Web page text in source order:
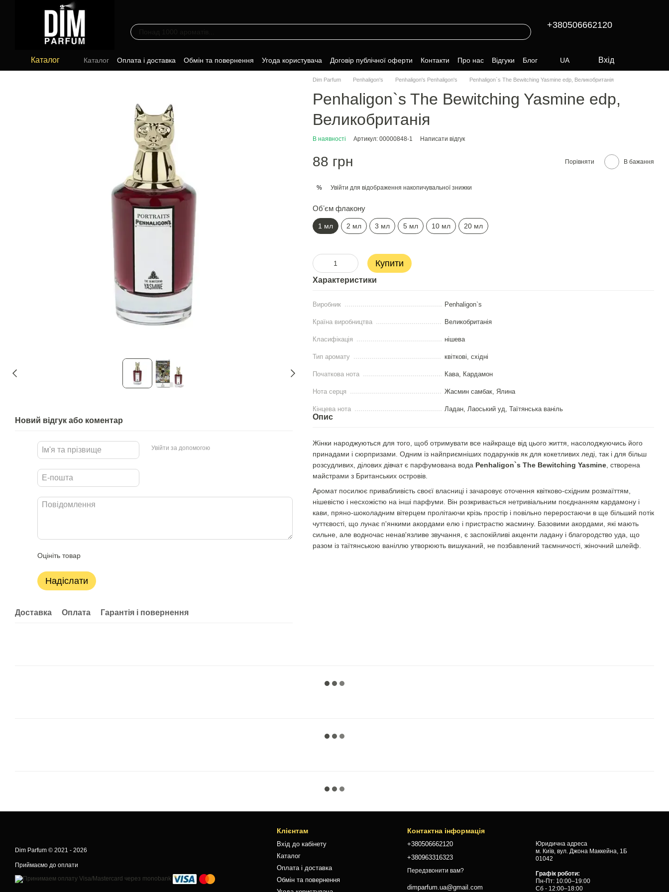
Перейти до основного контенту
+380506662120
Каталог Каталог Оплата і доставка Обмін та повернення Угода користувача Договір публічної оферти Контакти Про нас Відгуки Блог UA Вхід
Новий відгук або коментар
Увійти за допомогою
Оцініть товар
Надіслати
Доставка Оплата Гарантія і повернення
Dim Parfum Penhaligon's Penhaligon's Penhaligon's Penhaligon`s The Bewitching Yasmine edp, Великобританія
Penhaligon`s The Bewitching Yasmine edp,
Великобританія
В наявності Артикул: 00000848-1 Написати відгук
88 грн Порівняти В бажання
% Увійти для відображення накопичувальної знижки
Обʼєм флакону
1 мл 2 мл 3 мл 5 мл 10 мл 20 мл
Купити
Характеристики
Виробник Penhaligon`s
Країна виробництва Великобританія
Класифікація нішева
Тип аромату квіткові, східні
Початкова нота Кава, Кардамон
Нота серця Жасмин самбак, Ялина
Кінцева нота Ладан, Лаоський уд, Таїтянська ваніль
Опис
Жінки народжуються для того, щоб отримувати все найкраще від цього життя, насолоджуючись його
принадами і сюрпризами. Одним із найприємніших подарунків як для кокетливих леді, так і для більш
розсудливих, ділових дівчат є парфумована вода Penhaligon`s The Bewitching Yasmine, створена
майстрами з Британських островів.
Аромат посилює привабливість своєї власниці і зачаровує оточення квітково-східним розмаїттям,
нішевістю і несхожістю на інші парфуми. Він розкривається нетривіальним поєднанням кардамону і
кави, пряно-шоколадним вітерцем пролітаючи крізь простір і повільно переростаючи в ще більший потік
чуттєвості, що лунає п'янкими акордами елю і пристрастю жасмину. Базовими акордами, які мають
сильне, але водночас ненав'язливе звучання, є заспокійливі акценти ладану і благородство уда, що
разом із таїтянською ваніллю утворюють вишуканий, не позбавлений таємничості, жіночний шлейф.
Dim Parfum © 2021 - 2026
Приймаємо до оплати
Клієнтам
Вхід до кабінету
Каталог
Оплата і доставка
Обмін та повернення
Контактна інформація
+380506662120
+380963316323
Передзвонити вам?
dimparfum.ua@gmail.com
Юридична адреса
м. Київ, вул. Джона Маккейна, 1Б
01042
Графік роботи:
Пн-Пт: 10:00–19:00
Сб - 12:00–18:00